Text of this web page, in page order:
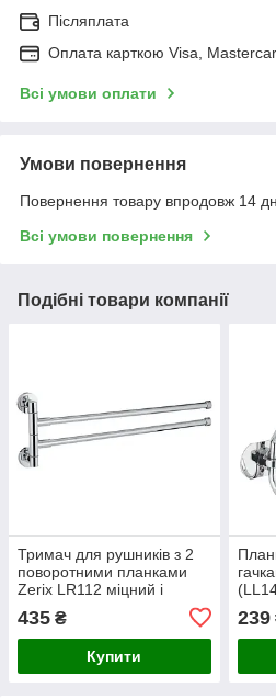
Післяплата
Оплата карткою Visa,
Всі умови оплати
Умови повернення
Повернення товару впродовж 14
Всі умови повернення
Подібні товари компанії
Тримач для рушників з 2
поворотними планками
Zerix LR112 міцний і
кімнати (LL1486)
435 ₴
Купити
239